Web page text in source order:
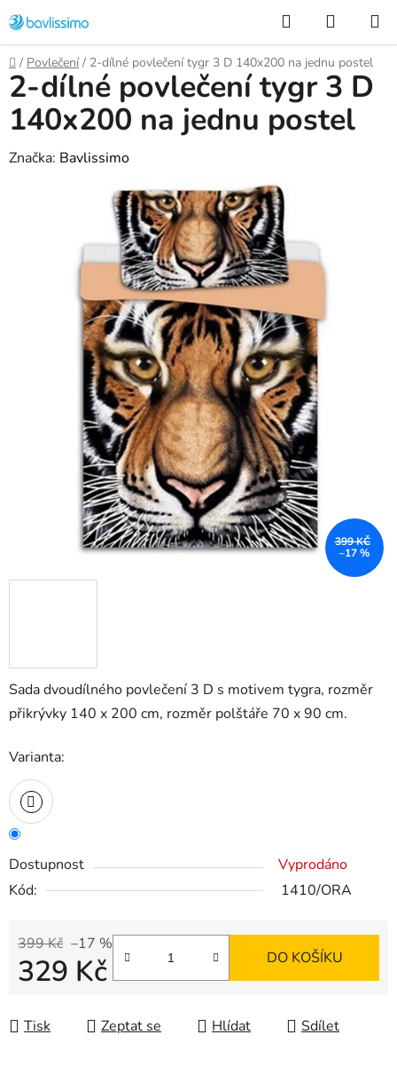
na
obsah
Hledat
KOŠÍK
Domů
/ Povlečení / 2-dílné povlečení tygr 3 D 140x200 na jednu postel
Sada dvoudílného povlečení 3 D s motivem tygra, rozměr
přikrývky 140 x 200 cm, rozměr polštáře 70 x 90 cm.
Varianta:
Dostupnost
Vyprodáno
Kód:
1410/ORA
399 Kč –17 %
329 Kč DO KOŠÍKU
Tisk Zeptat se Hlídat Sdílet
2-dílné povlečení tygr 3 D
140x200 na jednu postel
Značka: Bavlissimo
399 KČ
–17 %